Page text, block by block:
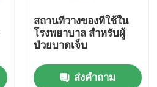
สถานที่วางของที่ใช้ใน
โรงพยาบาล สําหรับผู้
ป่วยบาดเจ็บ
ส่งคำถาม